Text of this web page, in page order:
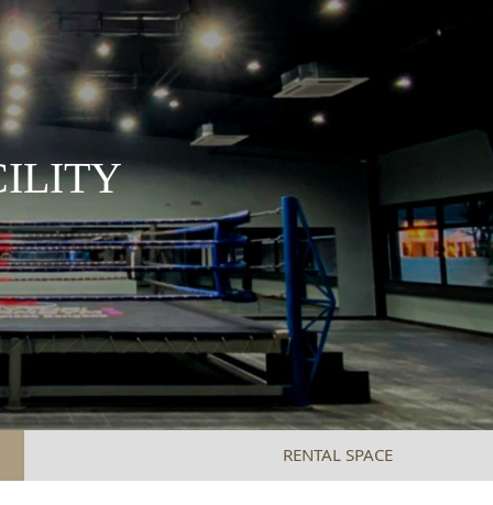
レンタルスペースについて
RENTAL SPACE